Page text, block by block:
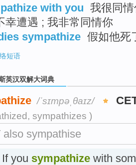
with you 我很同
幸遭遇 ; 我非常同情你
sympathize 假如他死
短语
英汉双解大词典
/ˈsɪmpəˌθaɪz/
sympathizes )
also sympathise
If you sympathize with